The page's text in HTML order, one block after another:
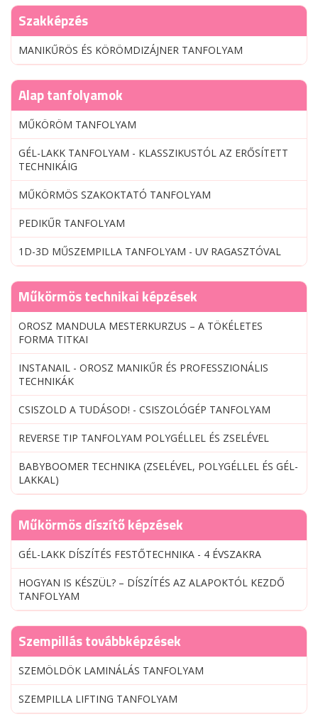
Szakképzés
MANIKŰRÖS ÉS KÖRÖMDIZÁJNER TANFOLYAM
Alap tanfolyamok
MŰKÖRÖM TANFOLYAM
GÉL-LAKK TANFOLYAM - KLASSZIKUSTÓL AZ ERŐSÍTETT
TECHNIKÁIG
MŰKÖRMÖS SZAKOKTATÓ TANFOLYAM
PEDIKŰR TANFOLYAM
1D-3D MŰSZEMPILLA TANFOLYAM - UV RAGASZTÓVAL
Műkörmös technikai képzések
OROSZ MANDULA MESTERKURZUS – A TÖKÉLETES
FORMA TITKAI
INSTANAIL - OROSZ MANIKŰR ÉS PROFESSZIONÁLIS
TECHNIKÁK
CSISZOLD A TUDÁSOD! - CSISZOLÓGÉP TANFOLYAM
REVERSE TIP TANFOLYAM POLYGÉLLEL ÉS ZSELÉVEL
BABYBOOMER TECHNIKA (ZSELÉVEL, POLYGÉLLEL ÉS GÉL-
LAKKAL)
Műkörmös díszítő képzések
GÉL-LAKK DÍSZÍTÉS FESTŐTECHNIKA - 4 ÉVSZAKRA
HOGYAN IS KÉSZÜL? – DÍSZÍTÉS AZ ALAPOKTÓL KEZDŐ
TANFOLYAM
Szempillás továbbképzések
SZEMÖLDÖK LAMINÁLÁS TANFOLYAM
SZEMPILLA LIFTING TANFOLYAM